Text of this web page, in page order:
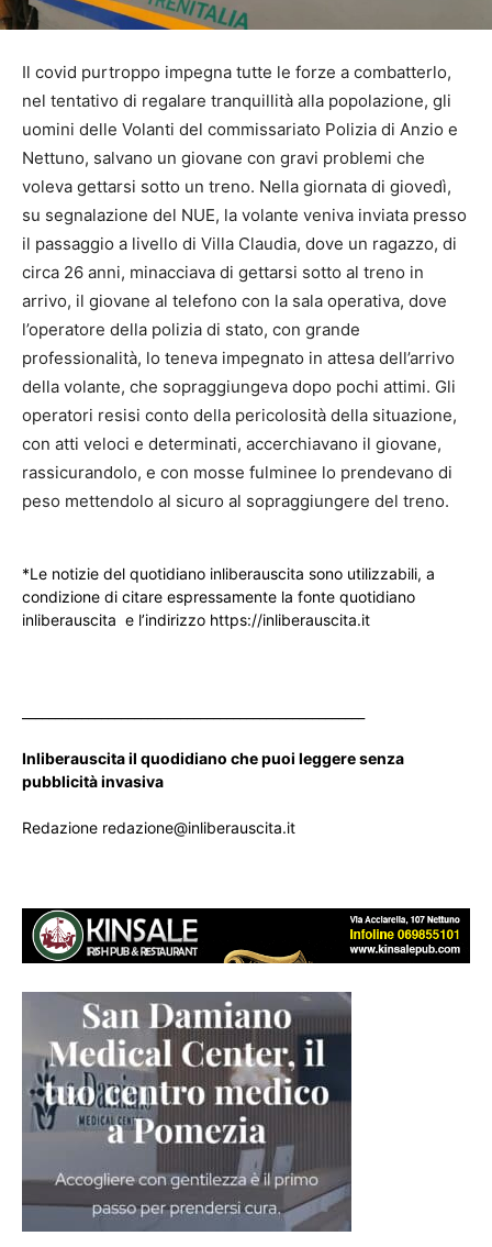
Il covid purtroppo impegna tutte le forze a combatterlo,
nel tentativo di regalare tranquillità alla popolazione, gli
uomini delle Volanti del commissariato Polizia di Anzio e
Nettuno, salvano un giovane con gravi problemi che
voleva gettarsi sotto un treno. Nella giornata di giovedì,
su segnalazione del NUE, la volante veniva inviata presso
il passaggio a livello di Villa Claudia, dove un ragazzo, di
circa 26 anni, minacciava di gettarsi sotto al treno in
arrivo, il giovane al telefono con la sala operativa, dove
l’operatore della polizia di stato, con grande
professionalità, lo teneva impegnato in attesa dell’arrivo
della volante, che sopraggiungeva dopo pochi attimi. Gli
operatori resisi conto della pericolosità della situazione,
con atti veloci e determinati, accerchiavano il giovane,
rassicurandolo, e con mosse fulminee lo prendevano di
peso mettendolo al sicuro al sopraggiungere del treno.
*Le notizie del quotidiano inliberauscita sono utilizzabili, a
condizione di citare espressamente la fonte quotidiano
inliberauscita e l’indirizzo https://inliberauscita.it
Inliberauscita il quodidiano che puoi leggere senza
pubblicità invasiva
Redazione redazione@inliberauscita.it